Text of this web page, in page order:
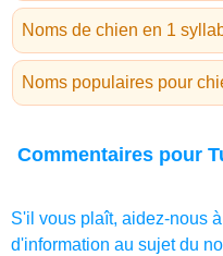
Noms de chien en 1
Noms populaires pour
Commentaires pour
S'il vous plaît, aidez-nous
d'information au sujet du